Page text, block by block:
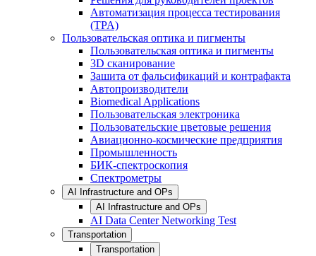
Автоматизация процесса тестирования
(TPA)
Пользовательская оптика и пигменты
Пользовательская оптика и пигменты
3D сканирование
Зашита от фальсификаций и контрафакта
Автопроизводители
Biomedical Applications
Пользовательская электроника
Пользовательские цветовые решения
Авиационно-космические предприятия
Промышленность
БИК-спектроскопия
Спектрометры
AI Infrastructure and OPs
AI Infrastructure and OPs
AI Data Center Networking Test
Transportation
Transportation